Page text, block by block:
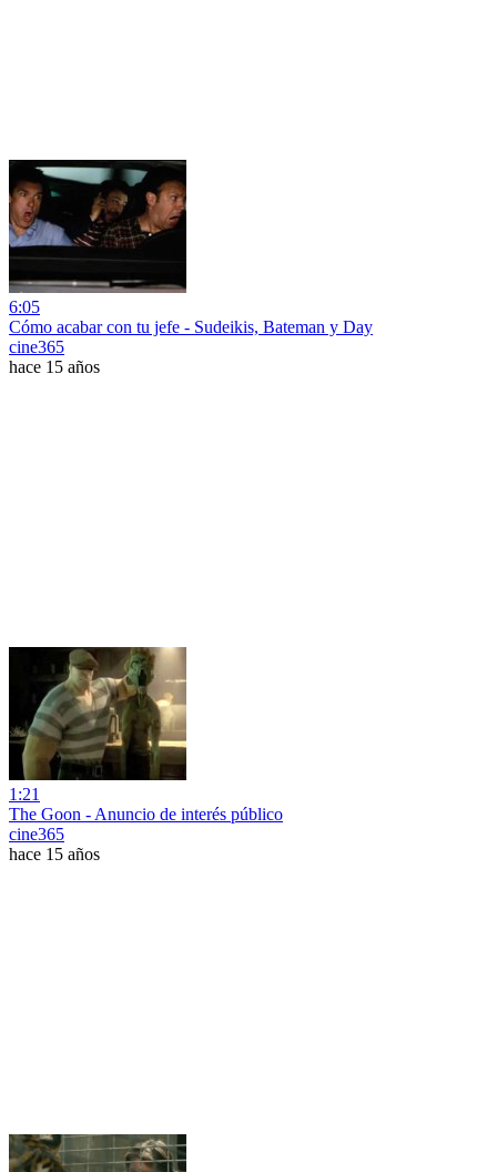
6:05
Cómo acabar con tu jefe - Sudeikis, Bateman y Day
cine365
hace 15 años
1:21
The Goon - Anuncio de interés público
cine365
hace 15 años